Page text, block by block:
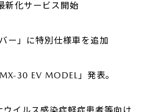
新化サービス開始
ー」に特別仕様車を追加
30 EV MODEL」発表。
イルス感染症軽症患者等向け